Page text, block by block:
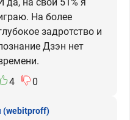
На более
задротство и
Дзэн нет
4
0
(webitproff)